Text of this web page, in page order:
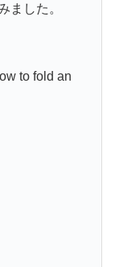
ました。
to fold an